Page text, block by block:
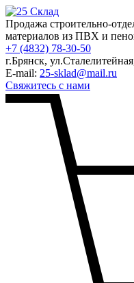
Продажа строительно-
материалов из ПВХ и
+7 (4832) 78-30-50
г.Брянск,
E-mail: 25-sklad@mail.ru
Свяжитесь с нами